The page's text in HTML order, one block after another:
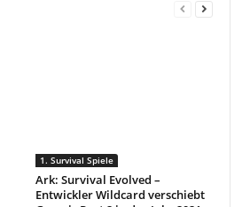
1. Survival Spiele
Ark: Survival Evolved –
Entwickler Wildcard verschiebt